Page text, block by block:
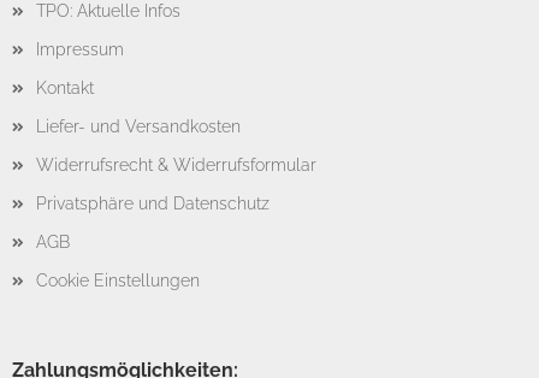
TPO: Aktuelle Infos
Impressum
Kontakt
Liefer- und Versandkosten
Widerrufsrecht & Widerrufsformular
Privatsphäre und Datenschutz
AGB
Cookie Einstellungen
Zahlungsmöglichkeiten: